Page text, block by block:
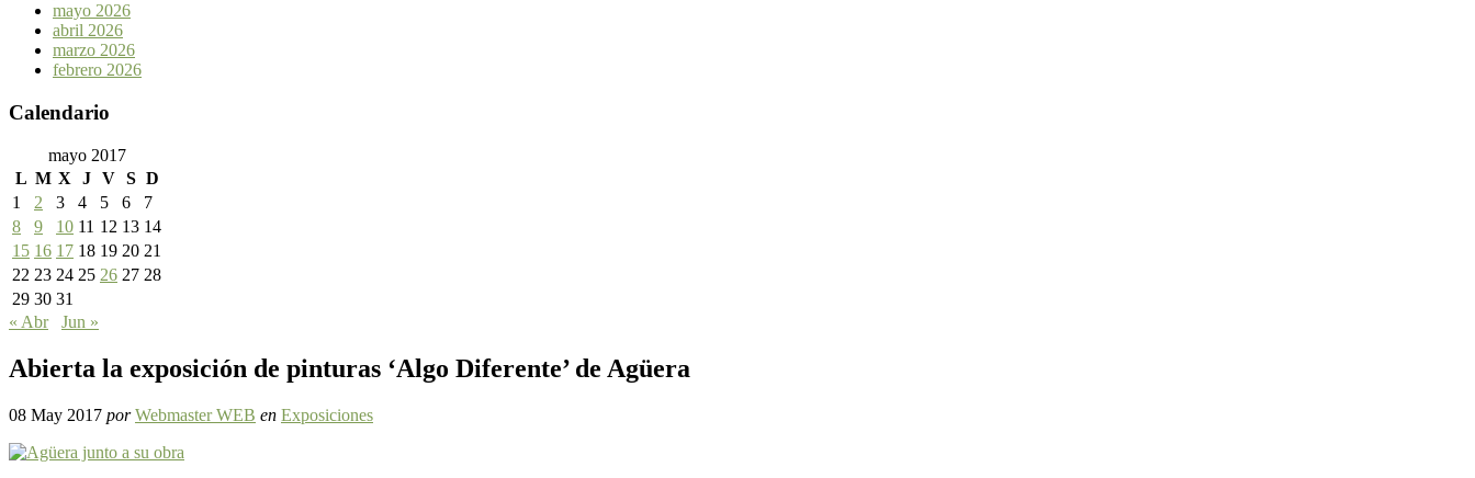
mayo 2026
abril 2026
marzo 2026
febrero 2026
Calendario
mayo 2017
L M X J V S D
1
2 3 4 5 6
7
8
9 10 11 12 13 14
15 16 17 18 19 20 21
22 23 24 25 26 27 28
29 30 31
« Abr
Jun »
Abierta la exposición de pinturas ‘Algo Diferente’ de Agüera
08 May 2017 por Webmaster WEB en Exposiciones